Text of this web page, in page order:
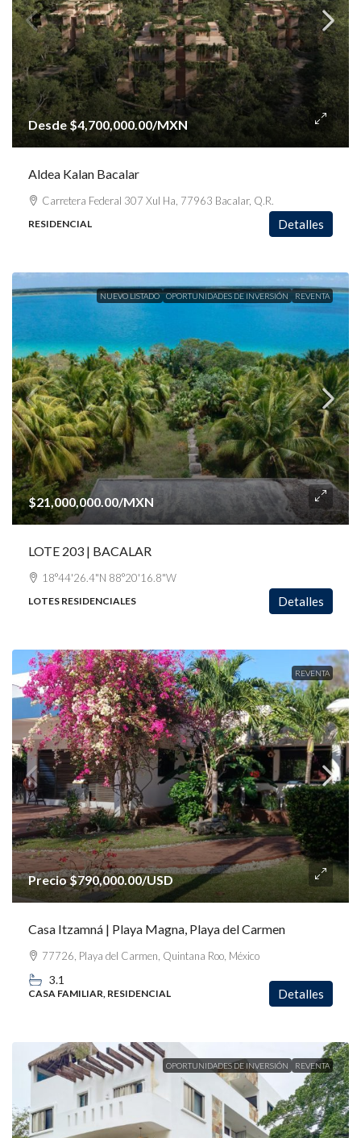
Desde $4,700,000.00/MXN
Aldea Kalan Bacalar
Carretera Federal 307 Xul Ha, 77963 Bacalar, Q.R.
RESIDENCIAL Detalles
NUEVO LISTADO OPORTUNIDADES DE INVERSIÓN REVENTA
$21,000,000.00/MXN
LOTE 203 | BACALAR
18°44'26.4"N 88°20'16.8"W
LOTES RESIDENCIALES Detalles
REVENTA
Precio$790,000.00/USD
Casa Itzamná | Playa Magna, Playa del Carmen
77726, Playa del Carmen, Quintana Roo, México
3.1
CASA FAMILIAR, RESIDENCIAL Detalles
OPORTUNIDADES DE INVERSIÓN REVENTA